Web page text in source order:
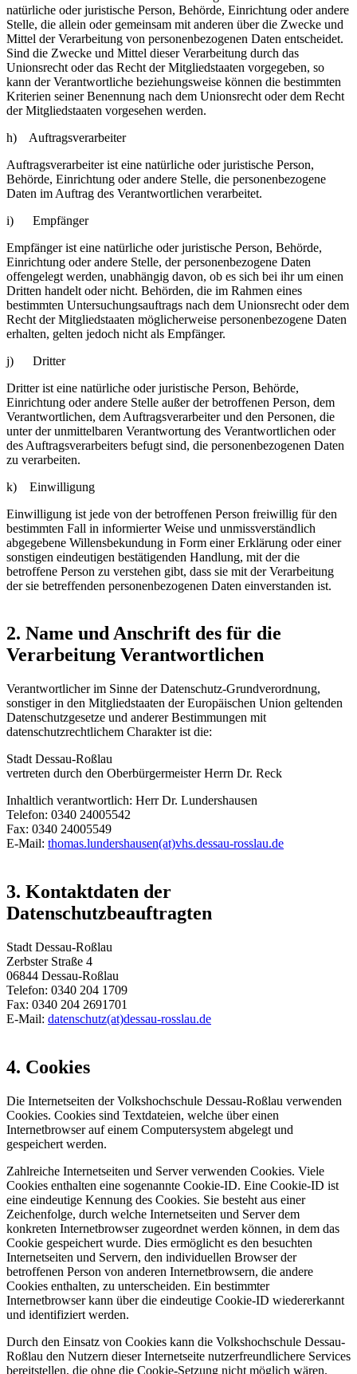
natürliche oder juristische Person, Behörde, Einrichtung oder andere
Stelle, die allein oder gemeinsam mit anderen über die Zwecke und
Mittel der Verarbeitung von personenbezogenen Daten entscheidet.
Sind die Zwecke und Mittel dieser Verarbeitung durch das
Unionsrecht oder das Recht der Mitgliedstaaten vorgegeben, so
kann der Verantwortliche beziehungsweise können die bestimmten
Kriterien seiner Benennung nach dem Unionsrecht oder dem Recht
der Mitgliedstaaten vorgesehen werden.
h) Auftragsverarbeiter
Auftragsverarbeiter ist eine natürliche oder juristische Person,
Behörde, Einrichtung oder andere Stelle, die personenbezogene
Daten im Auftrag des Verantwortlichen verarbeitet.
i) Empfänger
Empfänger ist eine natürliche oder juristische Person, Behörde,
Einrichtung oder andere Stelle, der personenbezogene Daten
offengelegt werden, unabhängig davon, ob es sich bei ihr um einen
Dritten handelt oder nicht. Behörden, die im Rahmen eines
bestimmten Untersuchungsauftrags nach dem Unionsrecht oder dem
Recht der Mitgliedstaaten möglicherweise personenbezogene Daten
erhalten, gelten jedoch nicht als Empfänger.
j) Dritter
Dritter ist eine natürliche oder juristische Person, Behörde,
Einrichtung oder andere Stelle außer der betroffenen Person, dem
Verantwortlichen, dem Auftragsverarbeiter und den Personen, die
unter der unmittelbaren Verantwortung des Verantwortlichen oder
des Auftragsverarbeiters befugt sind, die personenbezogenen Daten
zu verarbeiten.
k) Einwilligung
Einwilligung ist jede von der betroffenen Person freiwillig für den
bestimmten Fall in informierter Weise und unmissverständlich
abgegebene Willensbekundung in Form einer Erklärung oder einer
sonstigen eindeutigen bestätigenden Handlung, mit der die
betroffene Person zu verstehen gibt, dass sie mit der Verarbeitung
der sie betreffenden personenbezogenen Daten einverstanden ist.
2. Name und Anschrift des für die
Verarbeitung Verantwortlichen
Verantwortlicher im Sinne der Datenschutz-Grundverordnung,
sonstiger in den Mitgliedstaaten der Europäischen Union geltenden
Datenschutzgesetze und anderer Bestimmungen mit
datenschutzrechtlichem Charakter ist die:
Stadt Dessau-Roßlau
vertreten durch den Oberbürgermeister Herrn Dr. Reck
Inhaltlich verantwortlich: Herr Dr. Lundershausen
Telefon: 0340 24005542
Fax: 0340 24005549
E-Mail: thomas.lundershausen(at)vhs.dessau-rosslau.de
3. Kontaktdaten der
Datenschutzbeauftragten
Stadt Dessau-Roßlau
Zerbster Straße 4
06844 Dessau-Roßlau
Telefon: 0340 204 1709
Fax: 0340 204 2691701
E-Mail: datenschutz(at)dessau-rosslau.de
4. Cookies
Die Internetseiten der Volkshochschule Dessau-Roßlau verwenden
Cookies. Cookies sind Textdateien, welche über einen
Internetbrowser auf einem Computersystem abgelegt und
gespeichert werden.
Zahlreiche Internetseiten und Server verwenden Cookies. Viele
Cookies enthalten eine sogenannte Cookie-ID. Eine Cookie-ID ist
eine eindeutige Kennung des Cookies. Sie besteht aus einer
Zeichenfolge, durch welche Internetseiten und Server dem
konkreten Internetbrowser zugeordnet werden können, in dem das
Cookie gespeichert wurde. Dies ermöglicht es den besuchten
Internetseiten und Servern, den individuellen Browser der
betroffenen Person von anderen Internetbrowsern, die andere
Cookies enthalten, zu unterscheiden. Ein bestimmter
Internetbrowser kann über die eindeutige Cookie-ID wiedererkannt
und identifiziert werden.
Durch den Einsatz von Cookies kann die Volkshochschule Dessau-
Roßlau den Nutzern dieser Internetseite nutzerfreundlichere Services
bereitstellen, die ohne die Cookie-Setzung nicht möglich wären.